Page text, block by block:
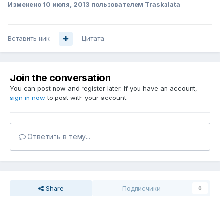
Изменено 10 июля, 2013 пользователем Traskalata
Вставить ник Цитата
Join the conversation
You can post now and register later. If you have an account,
sign in now to post with your account.
Ответить в тему...
Share Подписчики 0